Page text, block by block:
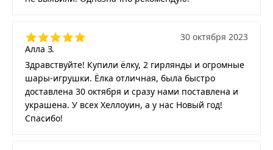
Алла З.
30 октября 2023
Здравствуйте! Купили ёлку, 2 гирлянды и огромные
шары-игрушки. Ёлка отличная, была быстро
доставлена 30 октября и сразу нами поставлена и
украшена. У всех Хеллоуин, а у нас Новый год!
Спасибо!